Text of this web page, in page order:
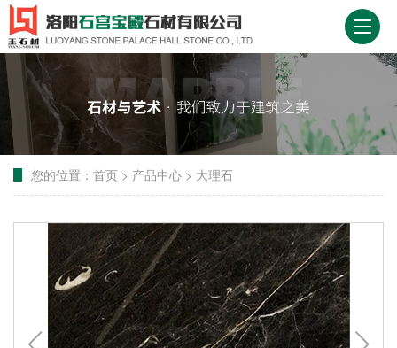
您的位置： 首页 > 产品中心 > 大理石